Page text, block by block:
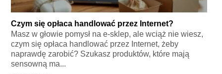
Czym się opłaca handlować przez Internet?
Masz w głowie pomysł na e-sklep, ale wciąż nie wiesz,
czym się opłaca handlować przez Internet, żeby
naprawdę zarobić? Szukasz produktów, które mają
sensowną ma...